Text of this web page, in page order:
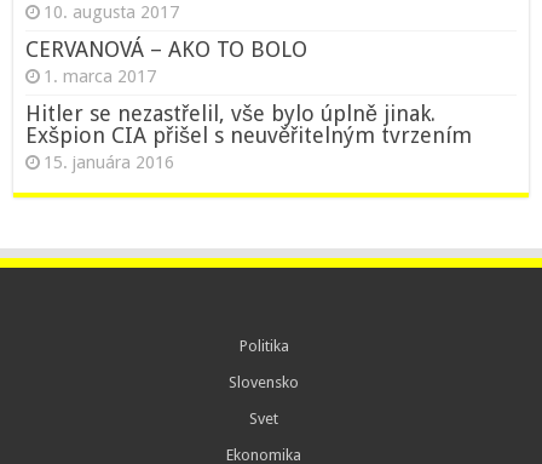
10. augusta 2017
CERVANOVÁ – AKO TO BOLO
1. marca 2017
Hitler se nezastřelil, vše bylo úplně jinak.
Exšpion CIA přišel s neuvěřitelným tvrzením
15. januára 2016
Politika
Slovensko
Svet
Ekonomika